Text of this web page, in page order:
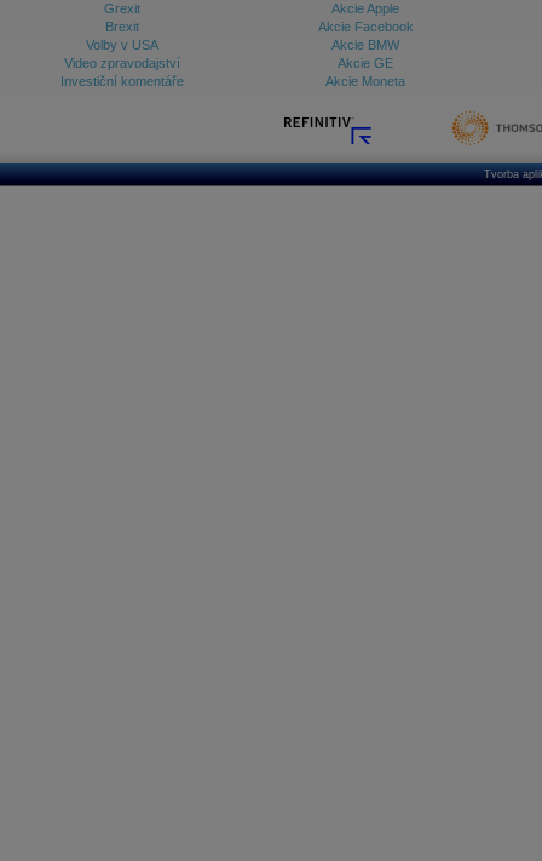
Grexit
Brexit
Volby v USA
Video zpravodajství
Investiční komentáře
Akcie Apple
Akcie Facebook
Akcie BMW
Akcie GE
Akcie Moneta
Tvorba